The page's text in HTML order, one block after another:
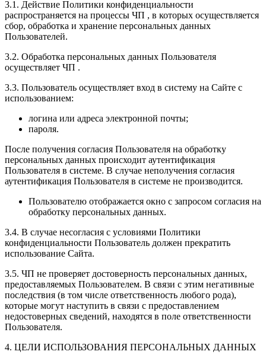
3.1. Действие Политики конфиденциальности
распространяется на процессы ЧП , в которых осуществляется
сбор, обработка и хранение персональных данных
Пользователей.
3.2. Обработка персональных данных Пользователя
осуществляет ЧП .
3.3. Пользователь осуществляет вход в систему на Сайте с
использованием:
логина или адреса электронной почты;
пароля.
После получения согласия Пользователя на обработку
персональных данных происходит аутентификация
Пользователя в системе. В случае неполучения согласия
аутентификация Пользователя в системе не производится.
Пользователю отображается окно с запросом согласия на
обработку персональных данных.
3.4. В случае несогласия с условиями Политики
конфиденциальности Пользователь должен прекратить
использование Сайта.
3.5. ЧП не проверяет достоверность персональных данных,
предоставляемых Пользователем. В связи с этим негативные
последствия (в том числе ответственность любого рода),
которые могут наступить в связи с предоставлением
недостоверных сведений, находятся в поле ответственности
Пользователя.
4. ЦЕЛИ ИСПОЛЬЗОВАНИЯ ПЕРСОНАЛЬНЫХ ДАННЫХ